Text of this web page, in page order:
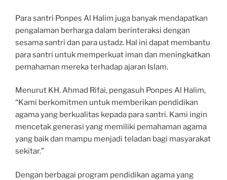
Para santri Ponpes Al Halim juga banyak mendapatkan
pengalaman berharga dalam berinteraksi dengan
sesama santri dan para ustadz. Hal ini dapat membantu
para santri untuk memperkuat iman dan meningkatkan
pemahaman mereka terhadap ajaran Islam.
Menurut KH. Ahmad Rifai, pengasuh Ponpes Al Halim,
“Kami berkomitmen untuk memberikan pendidikan
agama yang berkualitas kepada para santri. Kami ingin
mencetak generasi yang memiliki pemahaman agama
yang baik dan mampu menjadi teladan bagi masyarakat
sekitar.”
Dengan berbagai program pendidikan agama yang